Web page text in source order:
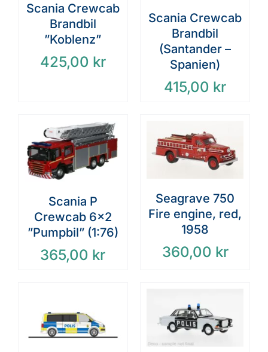
Scania Crewcab
Brandbil
”Koblenz”
425,00 kr
Scania Crewcab
Brandbil
(Santander –
Spanien)
415,00 kr
Scania P
Crewcab 6×2
”Pumpbil” (1:76)
365,00 kr
Seagrave 750
Fire engine, red,
1958
360,00 kr